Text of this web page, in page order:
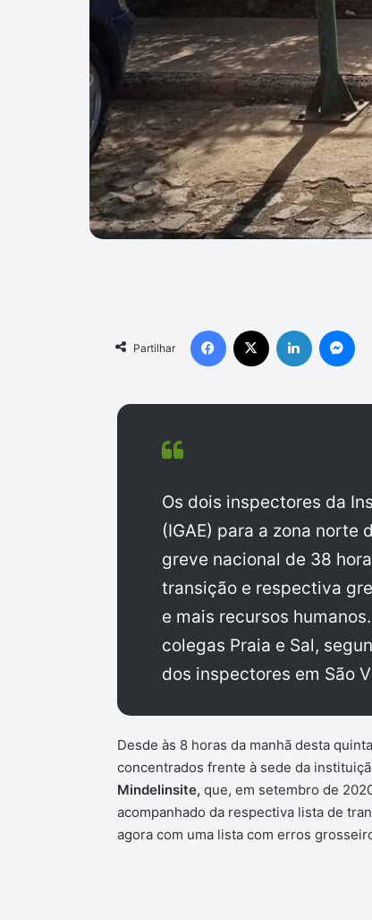
Partilhar
Facebook Linkedin
Os dois inspectores da
(IGAE) para a zona norte
greve nacional de 38
transição e respectiva
e mais recursos
colegas Praia e Sal,
dos inspectores em São
Desde às 8 horas da manhã desta
concentrados frente à sede da
Mindelinsite, que, em setembro de
acompanhado da respectiva lista de
agora com uma lista com erros